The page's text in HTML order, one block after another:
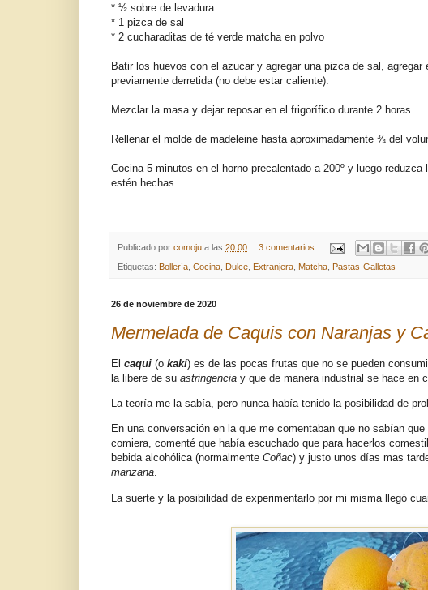
* ½ sobre de levadura
* 1 pizca de sal
* 2 cucharaditas de té verde matcha en polvo
Batir los huevos con el azucar y agregar una pizca de sal,
previamente derretida (no debe estar caliente).
Mezclar la masa y dejar reposar en el frigorífico durante 2 horas.
Rellenar el molde de madeleine hasta aproximadamente ¾ del
Cocina 5 minutos en el horno precalentado a 200º y luego
estén hechas.
Publicado por comoju a las 20:00 3 comentarios
Etiquetas: Bollería Cocina Dulce Extranjera Matcha Pastas-Galletas
26 de noviembre de 2020
Mermelada de Caquis con Naranjas y
El caqui (o kaki) es de las pocas frutas que no se pueden
la libere de su astringencia y que de manera industrial se hace en
La teoría me la sabía, pero nunca había tenido la posibilidad de
En una conversación en la que me comentaban que no sabían
comiera, comenté que había escuchado que para hacerlos
bebida alcohólica (normalmente Coñac) y justo unos días mas
manzana.
La suerte y la posibilidad de experimentarlo por mi misma llegó